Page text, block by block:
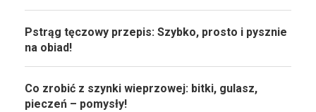
Pstrąg tęczowy przepis: Szybko, prosto i pysznie
na obiad!
Co zrobić z szynki wieprzowej: bitki, gulasz,
pieczeń – pomysły!